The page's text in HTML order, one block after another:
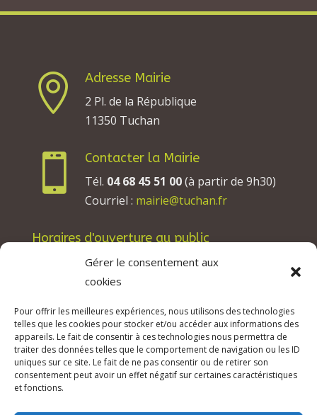
Gérer le consentement aux
cookies
Pour offrir les meilleures expériences, nous utilisons des technologies
telles que les cookies pour stocker et/ou accéder aux informations des
appareils. Le fait de consentir à ces technologies nous permettra de
traiter des données telles que le comportement de navigation ou les ID
uniques sur ce site. Le fait de ne pas consentir ou de retirer son
consentement peut avoir un effet négatif sur certaines caractéristiques
et fonctions.

Adresse Mairie
2 Pl. de la République
11350 Tuchan

Contacter la Mairie
Tél. 04 68 45 51 00(à partir de 9h30)
Courriel : mairie@tuchan.fr
Horaires d'ouverture au public
Les lundis, mardis et jeudis : de 8h à 12h et de
13h30 à 17h30.
Les vendredis : de 8h à 12h.
© 2026 Mairie de Tuchan | Site Internet réalisé